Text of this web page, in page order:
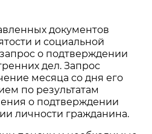
документов
и социальной
о подтверждении
дел. Запрос
месяца со дня его
по результатам
о подтверждении
личности гражданина.